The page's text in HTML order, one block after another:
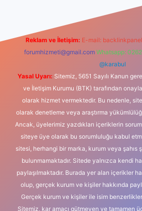
Reklam ve İletişim: E-mail:
forumhizmeti@gmail.com Whatsapp:
@karabul
Yasal Uyarı: Sitemiz, 5651 Sayılı Kanun
ve İletişim Kurumu (BTK) tarafından
olarak hizmet vermektedir. Bu nedenle,
olarak denetleme veya araştırma
Ancak, üyelerimiz yazdıkları içeriklerin
siteye üye olarak bu sorumluluğu kabul
sitesi, herhangi bir marka, kurum veya şahıs
bulunmamaktadır. Sitede yalnızca kendi
paylaşılmaktadır. Burada yer alan içerikler
olup, gerçek kurum ve kişiler hakkında
Gerçek kurum ve kişiler ile isim
Sitemiz, kar amacı gütmeyen ve tamamen